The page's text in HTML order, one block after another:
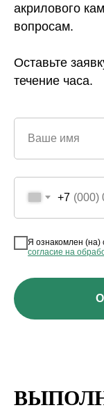
акрилового
вопросам.
Оставьте
течение часа.
Ваше имя
+7
Я ознакомлен (на)
согласие на